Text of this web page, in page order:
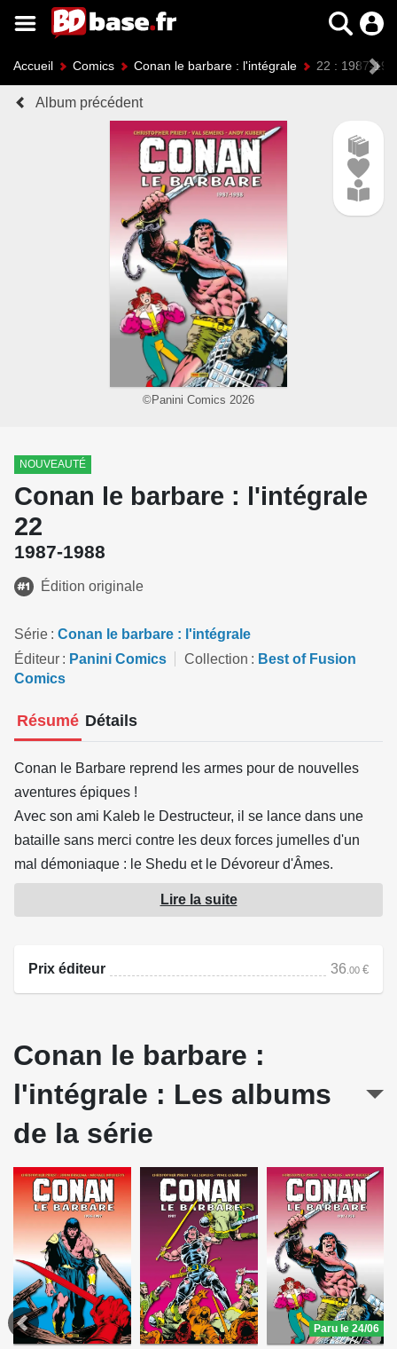
Accueil Comics Conan le barbare : l'intégrale 22 : 1987-
Album précédent
©Panini Comics 2026
NOUVEAUTÉ
Conan le barbare : l'intégrale
22
1987-1988
Édition originale
Série
Conan le barbare : l'intégrale
Éditeur
Panini Comics Collection
Best of Fusion
Comics
Résumé Détails
Conan le Barbare reprend les armes pour de nouvelles
aventures épiques !
Avec son ami Kaleb le Destructeur, il se lance dans une
bataille sans merci contre les deux forces jumelles d'un
mal démoniaque : le Shedu et le Dévoreur d'Âmes.
Lire la suite
Prix éditeur 36 .00 €
Conan le barbare :
l'intégrale : Les albums
de la série
Paru le 24/06